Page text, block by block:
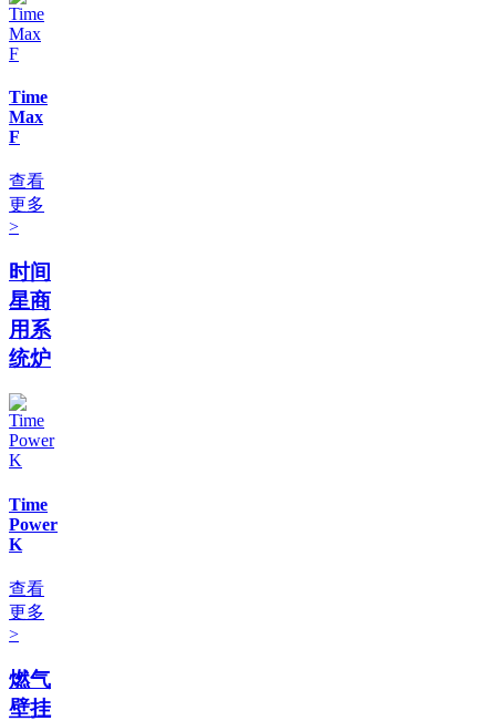
Time
Max
F
查看
更多
>
时间
星商
用系
统炉
Time
Power
K
查看
更多
>
燃气
壁挂